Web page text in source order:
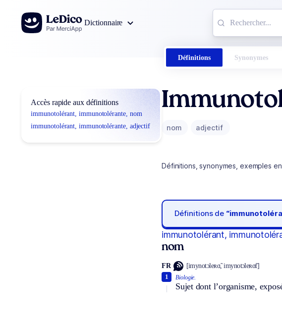
Aller au contenu
Dictionnaire
Définitions Synonymes
Accès rapide aux définitions
immunotolérant, immunotolérante, nom
immunotolérant, immunotolérante, adjectif
nom adjectif
Définitions, synonymes, exemples
Définitions de
immunotolérant,
nom
FR [imynotɔleʀɑ̃, imynotɔleʀɑ̃t]
Biologie.
Sujet dont l’organisme,
1